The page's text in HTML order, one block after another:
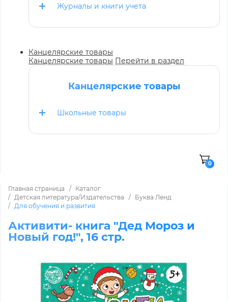
Журналы и книги учета
Канцелярские товары
Канцелярские товары Перейти в раздел
Канцелярские товары
Школьные товары
0
Главная страница
Каталог
Детская литература/Издательства
Буква Ленд
Для обучения и развития
Активити- книга "Дед Мороз и
Новый год!", 16 стр.